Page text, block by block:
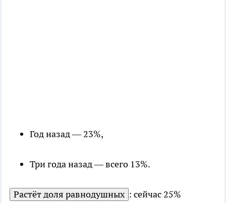
Год назад — 23%,
Три года назад — всего 13%.
Растёт доля равнодушных : сейчас 25%